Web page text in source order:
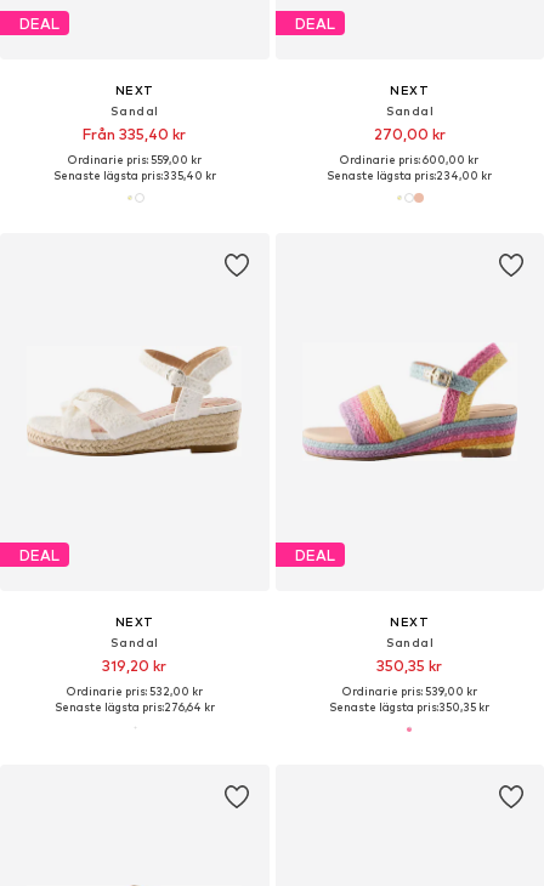
DEAL
NEXT
Sandal
Från 335,40 kr
Ordinarie pris: 559,00 kr
Senaste lägsta pris:335,40 kr
DEAL
NEXT
Sandal
270,00 kr
Ordinarie pris: 600,00 kr
Senaste lägsta pris:234,00 kr
DEAL
NEXT
Sandal
319,20 kr
Ordinarie pris: 532,00 kr
Senaste lägsta pris:276,64 kr
DEAL
NEXT
Sandal
350,35 kr
Ordinarie pris: 539,00 kr
Senaste lägsta pris:350,35 kr